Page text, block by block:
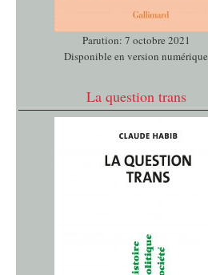
Parution: 7 octobre 2021
Disponible en version numérique
La question trans